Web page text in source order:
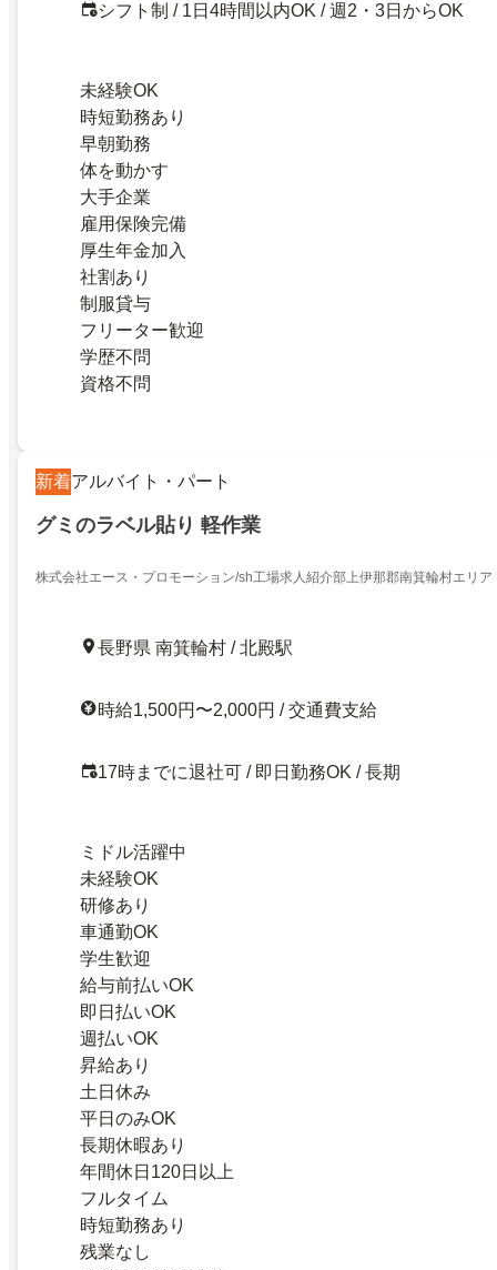
シフト制 / 1日4時間以内OK / 週2・3日からOK
未経験OK
時短勤務あり
早朝勤務
体を動かす
大手企業
雇用保険完備
厚生年金加入
社割あり
制服貸与
フリーター歓迎
学歴不問
資格不問
新着アルバイト・パート
グミのラベル貼り 軽作業
株式会社エース・プロモーション/sh工場求人紹介部上伊那郡南箕輪村エリア
長野県 南箕輪村 / 北殿駅
時給1,500円〜2,000円 / 交通費支給
17時までに退社可 / 即日勤務OK / 長期
ミドル活躍中
未経験OK
研修あり
車通勤OK
学生歓迎
給与前払いOK
即日払いOK
週払いOK
昇給あり
土日休み
平日のみOK
長期休暇あり
年間休日120日以上
フルタイム
時短勤務あり
残業なし